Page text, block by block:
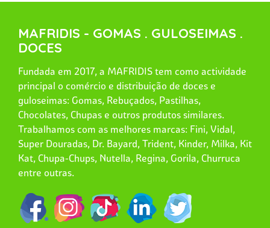
MAFRIDIS - GOMAS . GULOSEIMAS .
DOCES
Fundada em 2017, a MAFRIDIS tem como actividade
principal o comércio e distribuição de doces e
guloseimas: Gomas, Rebuçados, Pastilhas,
Chocolates, Chupas e outros produtos similares.
Trabalhamos com as melhores marcas: Fini, Vidal,
Super Douradas, Dr. Bayard, Trident, Kinder, Milka, Kit
Kat, Chupa-Chups, Nutella, Regina, Gorila, Churruca
entre outras.